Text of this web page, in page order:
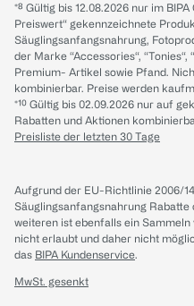
*⁸ Gültig bis 12.08.2026 nur im
Preiswert“ gekennzeichnete
Säuglingsanfangsnahrung,
der Marke “Accessories“,
Premium- Artikel sowie Pfand.
kombinierbar. Preise werden
*¹⁰ Gültig bis 02.09.2026 nur auf
Rabatten und Aktionen
Preisliste der letzten 30 Tage
Aufgrund der EU-Richtlinie 2006/
Säuglingsanfangsnahrung
weiteren ist ebenfalls ein
nicht erlaubt und daher nicht
das BIPA Kundenservice.
MwSt. gesenkt